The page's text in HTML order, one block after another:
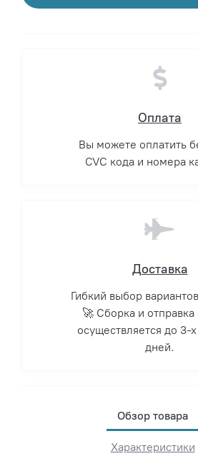
Оплата
Вы можете оплатить
CVC кода и номера
Доставка
Гибкий выбор
🚀 Сборка и отправка
осуществляется до 3-
дней.
Обзор товара
Характеристики